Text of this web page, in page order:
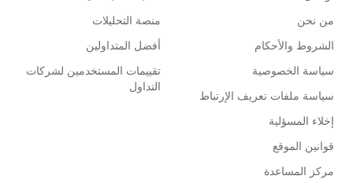
من نحن
الشروط والأحكام
سياسة الخصوصية
سياسة ملفات تعريف الإرتباط
إخلاء المسؤلية
قوانين الموقع
مركز المساعدة
منصة التحليلات
أفضل المتداولين
تقييمات المستخدمين لشركات
التداول